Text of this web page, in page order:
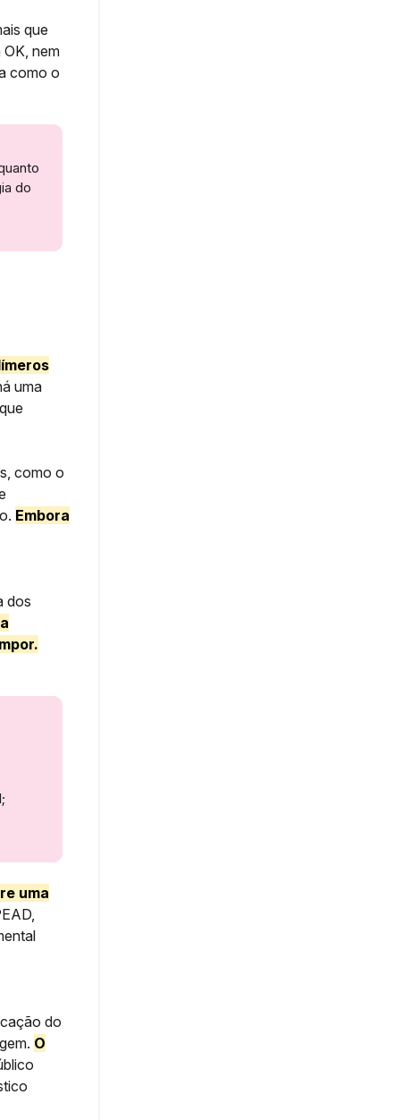
que
nem
como o
do
uma
como o
Embora
dos
uma
do
O